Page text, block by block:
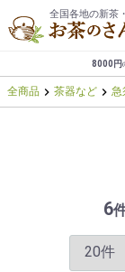
全国各地の新茶
8000円 (
全商品  茶器など  急
6